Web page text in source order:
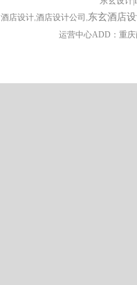
酒店设计,酒店设计公司,东玄酒店
运营中心ADD：重